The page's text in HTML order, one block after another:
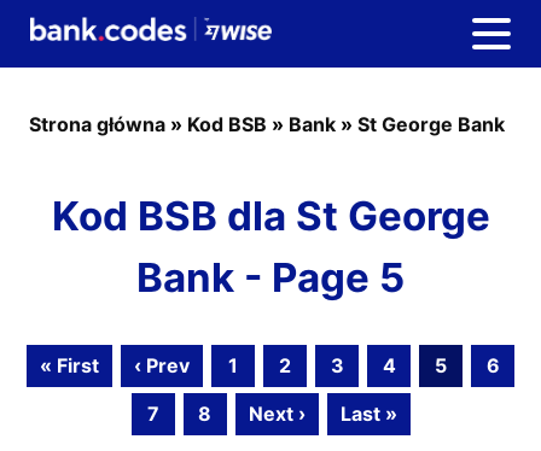
Strona główna » Kod BSB » Bank » St George Bank
Kod BSB dla St George
Bank - Page 5
« First ‹ Prev 1 2 3 4 5
6
7
8 Next › Last »